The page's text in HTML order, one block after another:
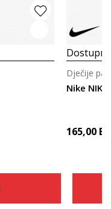
Nike NIKE
Dječije
165,00